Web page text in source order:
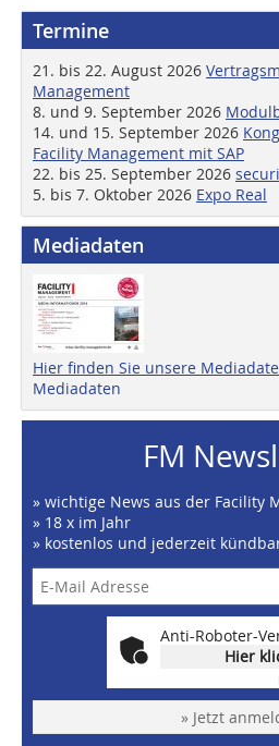
Termine
21. bis 22. August 2026
Management
8. und 9. September 2026
14. und 15. September 2026
Facility Management mit SAP
22. bis 25. September 2026
5. bis 7. Oktober 2026 Expo Real
Mediadaten
Hier finden Sie unsere
Mediadaten
FM
» wichtige News aus der Facility
» 18 x im Jahr
» kostenlos und jederzeit
Anti-Roboter-
Hier
» Jetzt